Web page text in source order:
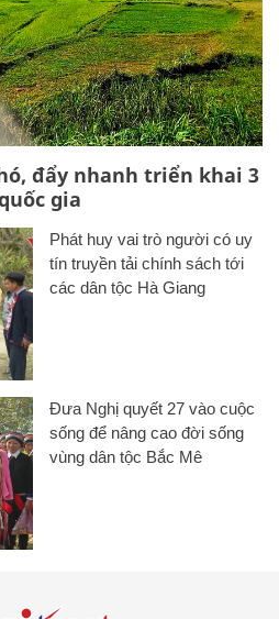
đẩy nhanh triển khai 3
gia
Phát huy vai trò người có uy
tín truyền tải chính sách tới
các dân tộc Hà Giang
Đưa Nghị quyết 27 vào cuộc
sống để nâng cao đời sống
vùng dân tộc Bắc Mê